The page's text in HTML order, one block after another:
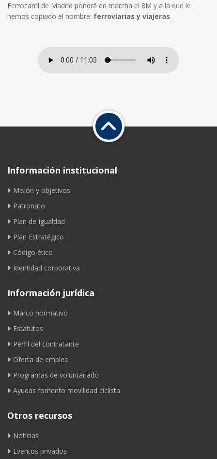
Ferrocarril de Madrid pondrá en marcha el 8M y a la que le
hemos copiado el nombre: ferroviarias y viajeras.
Información institucional
Misión y objetivos
Patronato
Plan de Igualdad
Plan Estratégico
Código ético
Identidad corporativa
Información jurídica
Marco normativo
Estatutos
Perfil del contratante
Oferta de empleo
Programas de voluntariado
Ayudas fomento movilidad ciclista
Otros recursos
Noticias
Eventos privados